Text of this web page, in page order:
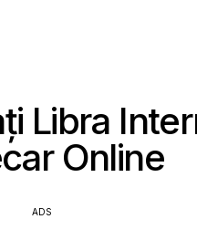
Libra
Online
ADS